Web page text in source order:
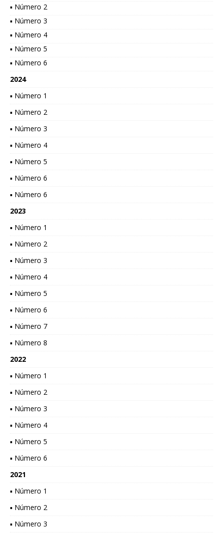
▪ Número 2
▪ Número 3
▪ Número 4
▪ Número 5
▪ Número 6
2024
▪ Número 1
▪ Número 2
▪ Número 3
▪ Número 4
▪ Número 5
▪ Número 6
▪ Número 6
2023
▪ Número 1
▪ Número 2
▪ Número 3
▪ Número 4
▪ Número 5
▪ Número 6
▪ Número 7
▪ Número 8
2022
▪ Número 1
▪ Número 2
▪ Número 3
▪ Número 4
▪ Número 5
▪ Número 6
2021
▪ Número 1
▪ Número 2
▪ Número 3